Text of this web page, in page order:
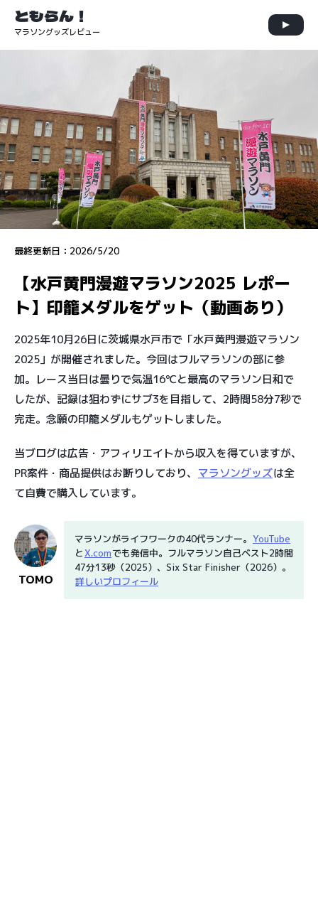
ともらん！
マラソングッズレビュー
最終更新日： 2026/5/20
【水戸黄門漫遊マラソン2025 レポー
ト】印籠メダルをゲット（動画あり）
2025年10月26日に茨城県水戸市で「水戸黄門漫遊マラソン
2025」が開催されました。今回はフルマラソンの部に参
加。レース当日は曇りで気温16℃と最高のマラソン日和で
したが、記録は狙わずにサブ3を目指して、2時間58分7秒で
完走。念願の印籠メダルもゲットしました。
当ブログは広告・アフィリエイトから収入を得ていますが、
PR案件・商品提供はお断りしており、 マラソングッズは全
て自費で購入しています。
マラソンがライフワークの40代ランナー。 YouTube
とX.comでも発信中。フルマラソン自己ベスト2時間
47分13秒（2025）、Six Star Finisher（2026）。
詳しいプロフィール
TOMO